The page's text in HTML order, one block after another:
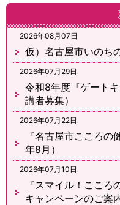
2026年08月07日
仮）名古屋市いのち
2026年07月29日
令和8年度『ゲート
講者募集）
2026年07月22日
『名古屋市こころ
年8月）
2026年07月10日
『スマイル！ここ
キャンペーンのご案